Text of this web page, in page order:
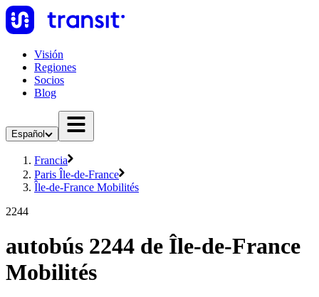
Visión
Regiones
Socios
Blog
Español
Francia
Paris Île-de-France
Île-de-France Mobilités
2244
autobús 2244 de Île-de-France
Mobilités